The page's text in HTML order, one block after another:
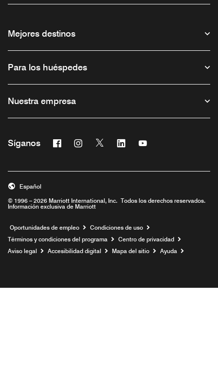
Mejores destinos
Para los huéspedes
Nuestra empresa
Síganos Facebook
Abre una ventana nueva
Instagram
Abre una ventana nueva
Twitter
Abre una ventana nueva
Linkedin
Abre una ventana nueva
Abre una ventana
© 1996 – 2026 Marriott International, Inc. Todos los derechos reservados.
Información exclusiva de Marriott
Español
Oportunidades de empleo Abre una ventana nueva
Condiciones de uso
Términos y condiciones del programa
Centro de privacidad
Aviso legal
Accesibilidad digital Mapa del sitio Ayuda